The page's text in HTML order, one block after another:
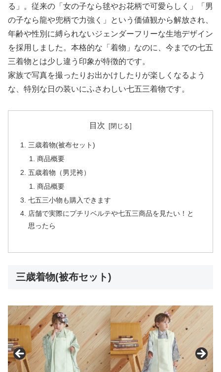
る」。従来の「女の子なら毬やお花柄で可愛らしく」「男
の子なら龍や兜柄で力強く」という価値観から解放され、
年齢や性別に縛られないジェンダーフリーな生地デザイン
を採用しました。本格的な「着物」なのに、今までの七五
三着物とは少し違う印象が特徴的です。
家族で写真を撮ったりお出かけしたりが楽しくなるよう
な、特別な日の装いにふさわしい七五三着物です。
目次
三歳着物(被布セット)
商品概要
五歳着物（男児袴）
商品概要
七五三小物も購入できます
店舗で実際にプチリベルテや七五三商品を見たい！と
思ったら
三歳着物(被布セット)